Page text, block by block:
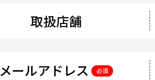
取扱店舗
メールアドレス 必須